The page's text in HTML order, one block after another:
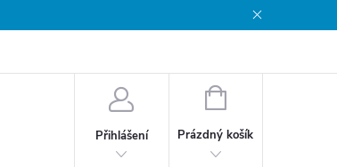
Přihlášení
NÁKUPNÍ
Prázdný košík